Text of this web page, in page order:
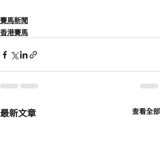
賽馬新聞
香港賽馬
最新文章 查看全部